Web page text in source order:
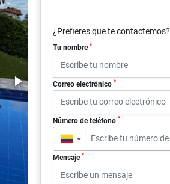
¿Prefieres que te contactemos?
Tu nombre *
Correo electrónico *
Número de teléfono *
▼
Mensaje *